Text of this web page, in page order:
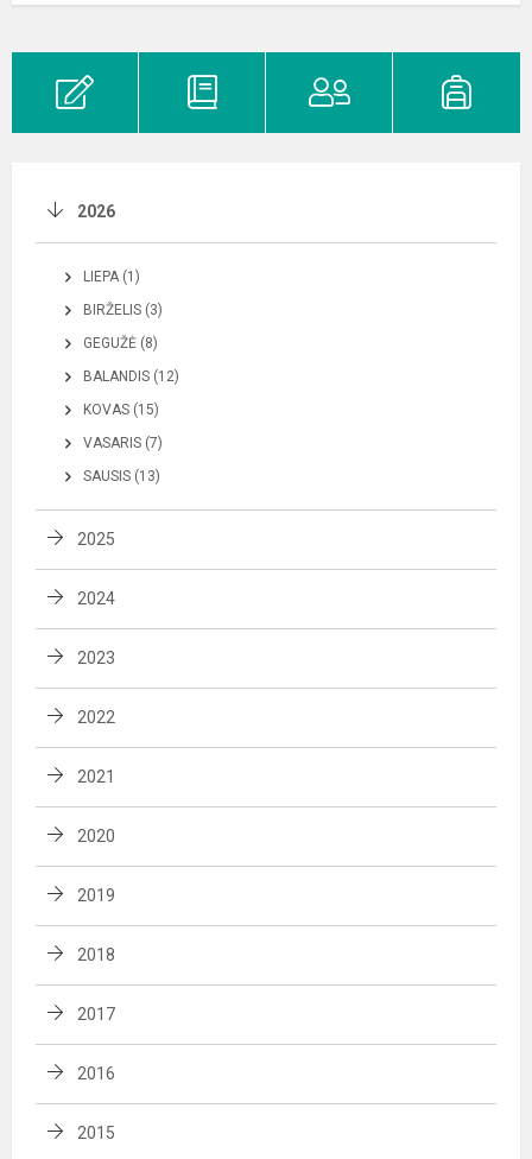
2026
LIEPA (1)
BIRŽELIS (3)
GEGUŽĖ (8)
BALANDIS (12)
KOVAS (15)
VASARIS (7)
SAUSIS (13)
2025
2024
2023
2022
2021
2020
2019
2018
2017
2016
2015